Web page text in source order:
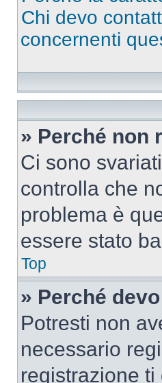
Chi devo
concernenti
» Perché non
Ci sono
controlla che
problema è
essere stato
Top
» Perché
Potresti non
necessario
registrazione